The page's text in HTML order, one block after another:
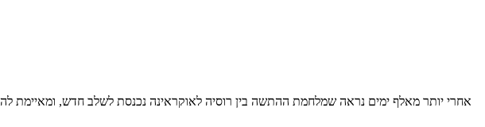
אחרי יותר מאלף ימים נראה שמלחמת ההתשה בין רוסיה לאוקראינה נכנסת לשלב חדש, ומאיימת